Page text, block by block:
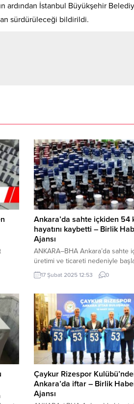
ardından İstanbul Büyükşehir
sürdürüleceği bildirildi.
Ankara’da sahte içkiden 54
hayatını kaybetti – Birlik
Ajansı
ANKARA–BHA Ankara’da sahte
üretimi ve ticareti nedeniyle
soruşturmalar devam ediyor.
Cumhuriyet Başsavcılığı ile Ankara
“kaçakçılık” ve “olası kastla ölüme
sebebiyet verme” suçları
soruşturma başlattı. Sahte içki
yapılan araştırmalara ek olarak
Kurumundan gelen toksikoloji
da soruşturma dosyasına dahil...
17 Şubat 2025 12:53 0
Çaykur Rizespor
Ankara’da iftar – Birlik
Ajansı